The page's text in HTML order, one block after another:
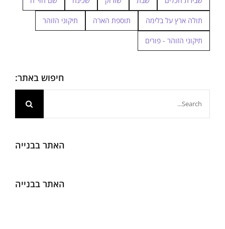
תולה ארץ על בלימה תוספת הארה תיקוני הזוהר
תיקוני הזוהר - פורים
חיפוש באתר:
האתר בבנייה
האתר בבנייה